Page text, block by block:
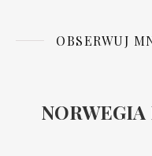
OBSERWUJ